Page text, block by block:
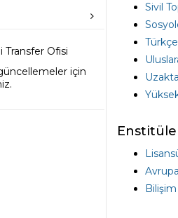
Transfer Ofisi
için
Sivil